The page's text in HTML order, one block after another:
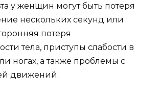
у женщин могут быть потеря
нескольких секунд или
потеря
тела, приступы слабости в
ногах, а также проблемы с
движений.